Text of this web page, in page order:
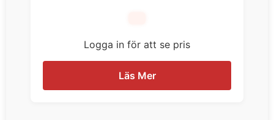
Logga in för att se pris
Läs Mer